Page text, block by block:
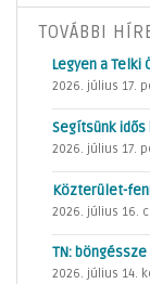
TOVÁBBI
Legyen a
2026. július 17.
Segítsünk
2026. július 17.
Közterület-
2026. július 16.
TN:
2026. július 14.